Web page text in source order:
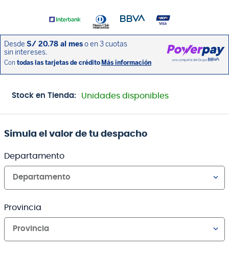
Stock en Tienda: Unidades disponibles
Simula el valor de tu despacho
Departamento
Departamento
Provincia
Provincia